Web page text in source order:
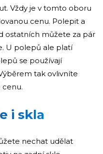
Vždy je v tomto oboru
cenu. Polepit a
ostatních můžete za pár
U polepů ale platí
se používají
tak ovlivníte
cenu.
i skla
nechat udělat